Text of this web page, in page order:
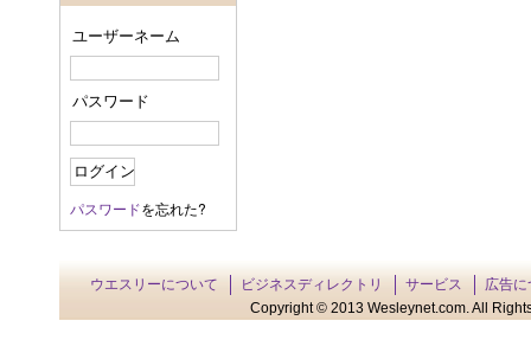
ユーザーネーム
パスワード
パスワードを忘れた?
ウエスリーについて ビジネスディレクトリ サービス
広告に
Copyright © 2013 Wesleynet.com. All